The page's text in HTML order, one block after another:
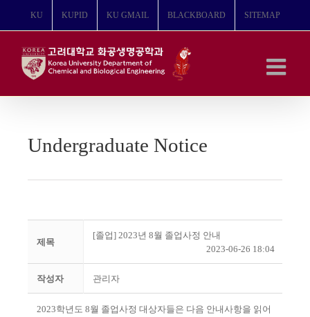
뛰
KU KUPID KU GMAIL BLACKBOARD SITEMAP
Undergraduate Notice
제목
[졸업] 2023년 8월 졸업사정 안내
2023-06-26 18:04
작성자 관리자
2023학년도 8월 졸업사정 대상자들은 다음 안내사항을 읽어